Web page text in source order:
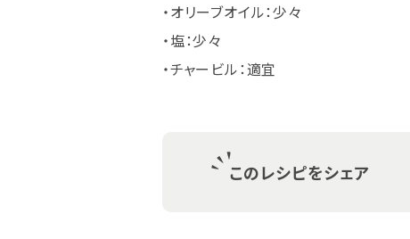
・オリーブオイル：少々
・塩：少々
・チャービル：適宜
このレシピをシェア